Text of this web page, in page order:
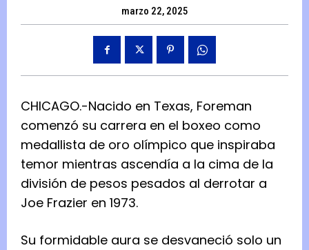
marzo 22, 2025
CHICAGO.-Nacido en Texas, Foreman
comenzó su carrera en el boxeo como
medallista de oro olímpico que inspiraba
temor mientras ascendía a la cima de la
división de pesos pesados al derrotar a
Joe Frazier en 1973.
Su formidable aura se desvaneció solo un